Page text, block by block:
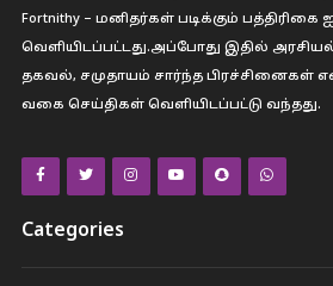
Fortnithy – மனிதர்கள் படிக்கும்
வெளியிடப்பட்டது.அப்போது இதில்
தகவல், சமுதாயம் சார்ந்த பிரச்சினைகள் என
வகை செய்திகள் வெளியிடப்பட்டு வந்தது.
Categories